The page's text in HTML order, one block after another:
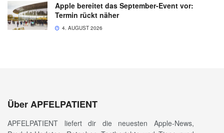
Apple bereitet das September-Event vor:
Termin rückt näher
4. AUGUST 2026
Über APFELPATIENT
APFELPATIENT liefert dir die neuesten Apple-News,